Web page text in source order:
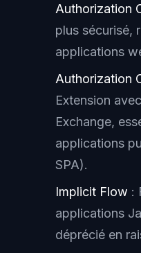
Authorization
plus sécurisé,
applications
Authorization
Extension
Exchange,
applications
SPA).
Implicit Flow :
applications
déprécié en